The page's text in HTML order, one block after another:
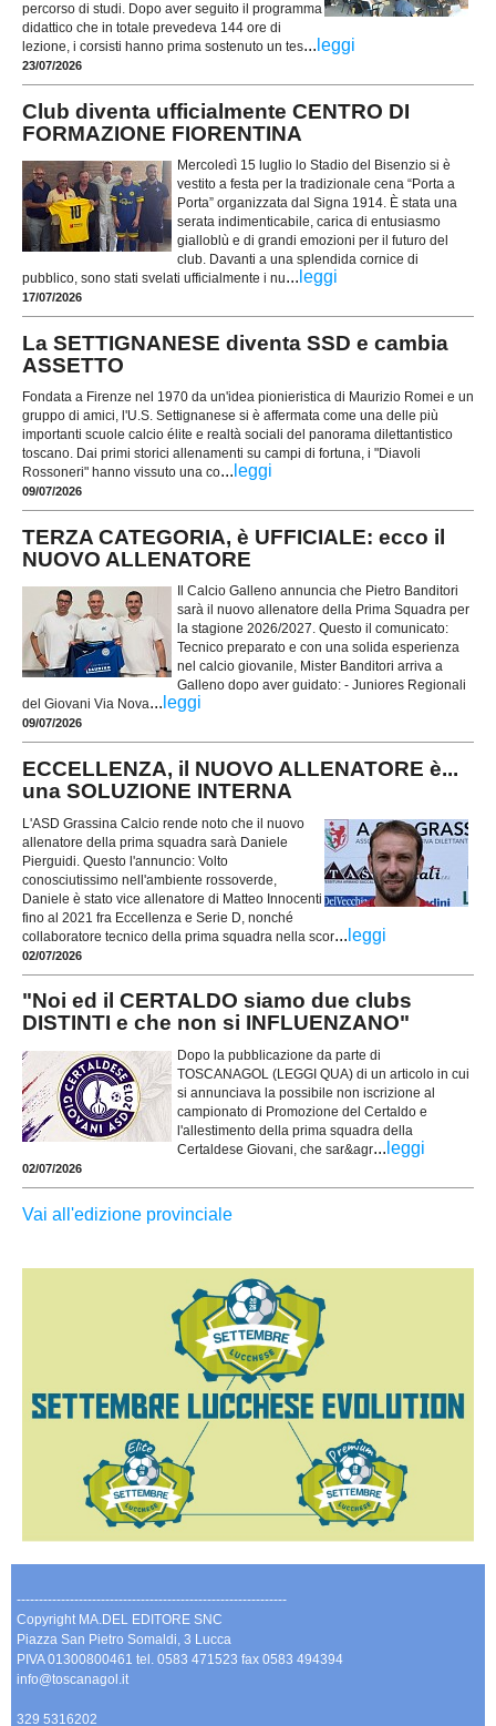
percorso di studi. Dopo aver seguito il programma
didattico che in totale prevedeva 144 ore di
lezione, i corsisti hanno prima sostenuto un tes... leggi
23/07/2026
Club diventa ufficialmente CENTRO DI
FORMAZIONE FIORENTINA
Mercoledì 15 luglio lo Stadio del Bisenzio si è
vestito a festa per la tradizionale cena “Porta a
Porta” organizzata dal Signa 1914. È stata una
serata indimenticabile, carica di entusiasmo
gialloblù e di grandi emozioni per il futuro del
club. Davanti a una splendida cornice di
pubblico, sono stati svelati ufficialmente i nu... leggi
17/07/2026
La SETTIGNANESE diventa SSD e cambia
ASSETTO
Fondata a Firenze nel 1970 da un'idea pionieristica di Maurizio Romei e un
gruppo di amici, l'U.S. Settignanese si è affermata come una delle più
importanti scuole calcio élite e realtà sociali del panorama dilettantistico
toscano. Dai primi storici allenamenti su campi di fortuna, i "Diavoli
Rossoneri" hanno vissuto una co... leggi
09/07/2026
TERZA CATEGORIA, è UFFICIALE: ecco il
NUOVO ALLENATORE
Il Calcio Galleno annuncia che Pietro Banditori
sarà il nuovo allenatore della Prima Squadra per
la stagione 2026/2027. Questo il comunicato:
Tecnico preparato e con una solida esperienza
nel calcio giovanile, Mister Banditori arriva a
Galleno dopo aver guidato: - Juniores Regionali
del Giovani Via Nova... leggi
09/07/2026
ECCELLENZA, il NUOVO ALLENATORE è...
una SOLUZIONE INTERNA
L'ASD Grassina Calcio rende noto che il nuovo
allenatore della prima squadra sarà Daniele
Pierguidi. Questo l'annuncio: Volto
conosciutissimo nell'ambiente rossoverde,
Daniele è stato vice allenatore di Matteo Innocenti
fino al 2021 fra Eccellenza e Serie D, nonché
collaboratore tecnico della prima squadra nella scor... leggi
02/07/2026
"Noi ed il CERTALDO siamo due clubs
DISTINTI e che non si INFLUENZANO"
Dopo la pubblicazione da parte di
TOSCANAGOL (LEGGI QUA) di un articolo in cui
si annunciava la possibile non iscrizione al
campionato di Promozione del Certaldo e
l'allestimento della prima squadra della
Certaldese Giovani, che sar&agr... leggi
02/07/2026
Vai all'edizione provinciale
-------------------------------------------------------------
Copyright MA.DEL EDITORE SNC
Piazza San Pietro Somaldi, 3 Lucca
PIVA 01300800461 tel. 0583 471523 fax 0583 494394
info@toscanagol.it
329 5316202